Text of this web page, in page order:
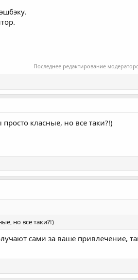
Последнее редактирование
класные, но все таки?!)
но все таки?!)
сами за ваше привлечение,